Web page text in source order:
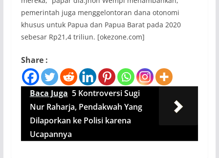
pemerintah juga menggelontoran dana otonomi
khusus untuk Papua dan Papua Barat pada 2020
sebesar Rp21,4 triliun. [okezone.com]
Share :
Baca Juga 5 Kontroversi Sugi
Nur Raharja, Pendakwah Yang
Dilaporkan ke Polisi karena
Ucapannya